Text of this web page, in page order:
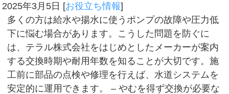
2025年3月5日 [お役立ち情報]
多くの方は給水や揚水に使うポンプの故障や圧力低
下に悩む場合があります。こうした問題を防ぐに
は、テラル株式会社をはじめとしたメーカーが案内
する交換時期や耐用年数を知ることが大切です。施
工前に部品の点検や修理を行えば、水道システムを
安定的に運用できます。 – やむを得ず交換が必要な